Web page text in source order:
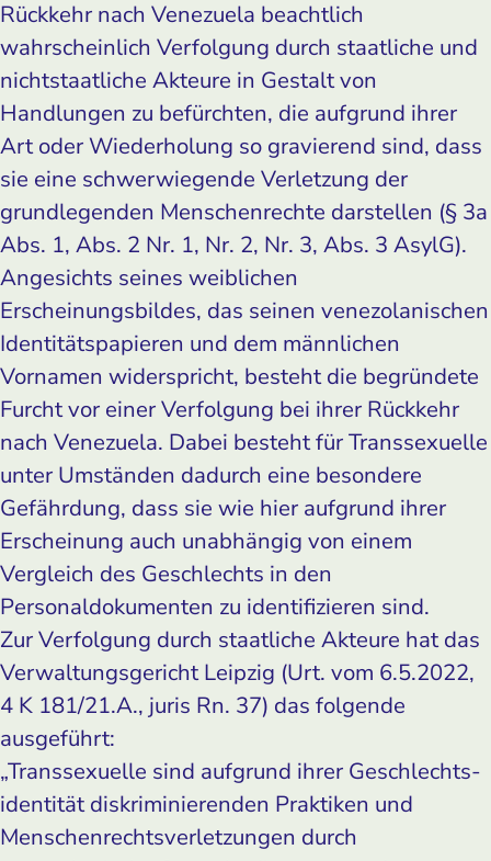
Rückkehr nach Venezuela beachtlich
wahrscheinlich Verfolgung durch staatliche und
nichtstaatliche Akteure in Gestalt von
Handlungen zu befürchten, die aufgrund ihrer
Art oder Wiederholung so gravierend sind, dass
sie eine schwerwiegende Verletzung der
grundlegenden Menschenrechte darstellen (§ 3a
Abs. 1, Abs. 2 Nr. 1, Nr. 2, Nr. 3, Abs. 3 AsylG).
Angesichts seines weiblichen
Erscheinungsbildes, das seinen venezolanischen
Identitätspapieren und dem männlichen
Vornamen widerspricht, besteht die begründete
Furcht vor einer Verfolgung bei ihrer Rückkehr
nach Venezuela. Dabei besteht für Transsexuelle
unter Umständen dadurch eine besondere
Gefährdung, dass sie wie hier aufgrund ihrer
Erscheinung auch unabhängig von einem
Vergleich des Geschlechts in den
Personaldokumenten zu identifizieren sind.
Zur Verfolgung durch staatliche Akteure hat das
Verwaltungsgericht Leipzig (Urt. vom 6.5.2022,
4 K 181/21.A., juris Rn. 37) das folgende
ausgeführt:
„Transsexuelle sind aufgrund ihrer Geschlechts­
identität diskriminierenden Praktiken und
Menschenrechtsverletzungen durch